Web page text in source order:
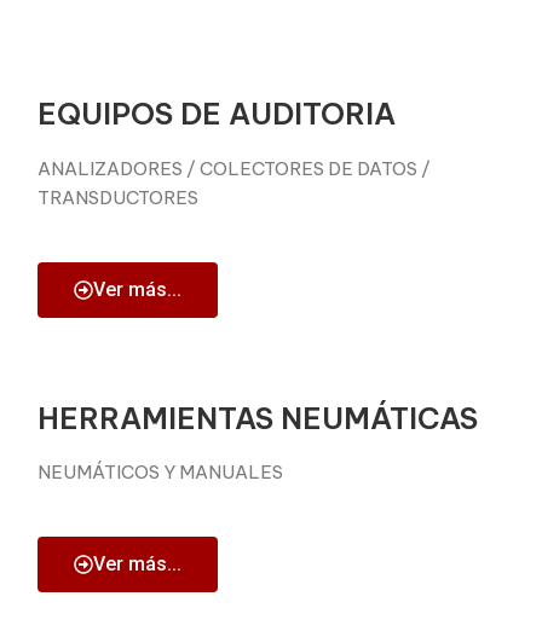
EQUIPOS DE AUDITORIA
ANALIZADORES / COLECTORES DE DATOS /
TRANSDUCTORES
Ver más...
HERRAMIENTAS NEUMÁTICAS
NEUMÁTICOS Y MANUALES
Ver más...